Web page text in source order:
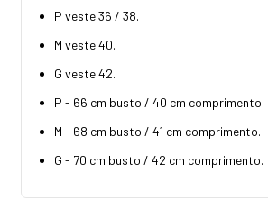
P veste 36 / 38.
M veste 40.
G veste 42.
P - 66 cm busto / 40 cm comprimento.
M - 68 cm busto / 41 cm comprimento.
G - 70 cm busto / 42 cm comprimento.